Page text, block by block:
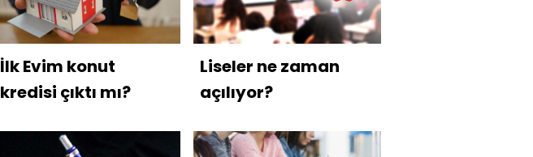
İlk Evim konut
kredisi çıktı mı?
Liseler ne zaman
açılıyor?